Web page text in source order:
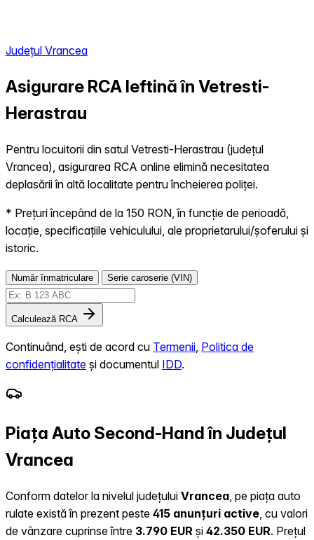
Județul Vrancea
Asigurare RCA Ieftină în Vetresti-
Herastrau
Pentru locuitorii din satul Vetresti-Herastrau (județul
Vrancea), asigurarea RCA online elimină necesitatea
deplasării în altă localitate pentru încheierea poliței.
* Prețuri începând de la 150 RON, în funcție de perioadă,
locație, specificațiile vehiculului, ale proprietarului/șoferului și
istoric.
Număr înmatriculare Serie caroserie (VIN)
Calculează RCA
Continuând, ești de acord cu Termenii Politica de
confidențialitate și documentul IDD.
Piața Auto Second-Hand în Județul
Vrancea
Conform datelor la nivelul județului Vrancea , pe piața auto
rulate există în prezent peste 415 anunțuri active , cu valori
de vânzare cuprinse între 3.790 EUR și 42.350 EUR. Prețul